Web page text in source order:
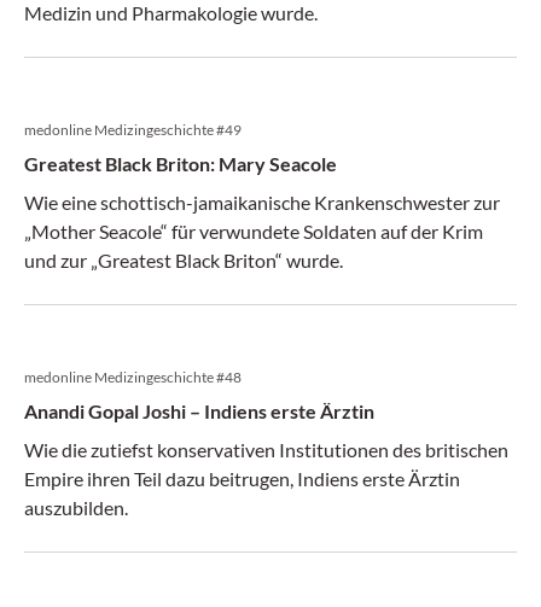
Medizin und Pharmakologie wurde.
medonline Medizingeschichte #49
Greatest Black Briton: Mary Seacole
Wie eine schottisch-jamaikanische Krankenschwester zur
„Mother Seacole“ für verwundete Soldaten auf der Krim
und zur „Greatest Black Briton“ wurde.
medonline Medizingeschichte #48
Anandi Gopal Joshi – Indiens erste Ärztin
Wie die zutiefst konservativen Institutionen des britischen
Empire ihren Teil dazu beitrugen, Indiens erste Ärztin
auszubilden.